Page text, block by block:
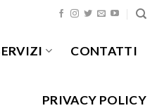
CONTATTI
PRIVACY POLICY